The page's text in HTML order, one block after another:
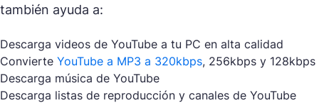
también ayuda a:
Descarga videos de YouTube a tu PC en alta calidad
Convierte YouTube a MP3 a 320kbps, 256kbps y 128kbps
Descarga música de YouTube
Descarga listas de reproducción y canales de YouTube